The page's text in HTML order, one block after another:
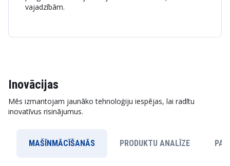
vajadzībām.
Inovācijas
Mēs izmantojam jaunāko tehnoloģiju iespējas, lai radītu
inovatīvus risinājumus.
MAŠĪNMĀCĪŠANĀS PRODUKTU ANALĪZE